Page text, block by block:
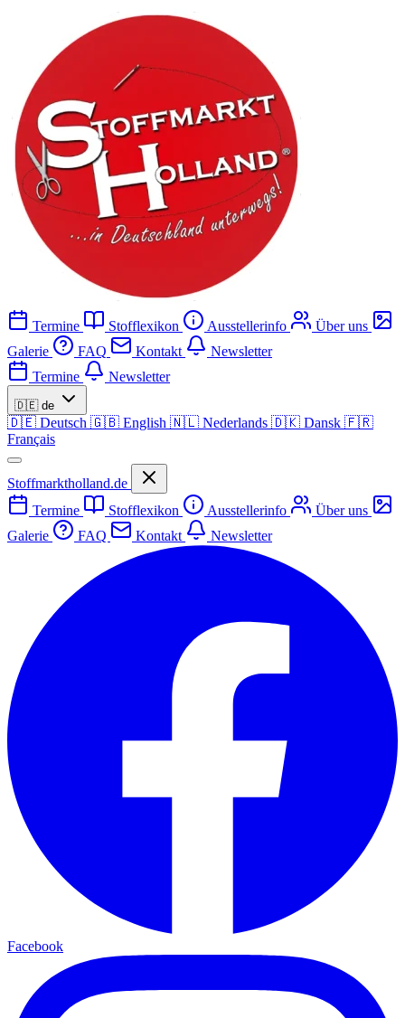
Termine Stofflexikon Ausstellerinfo
Über uns
Galerie
FAQ Kontakt
Newsletter
Termine
Newsletter
🇩🇪 de
🇩🇪 Deutsch 🇬🇧 English 🇳🇱 Nederlands 🇩🇰 Dansk 🇫🇷
Français
Stoffmarktholland.de
Termine
Stofflexikon Ausstellerinfo
Über uns
Galerie
FAQ Kontakt Newsletter
Facebook